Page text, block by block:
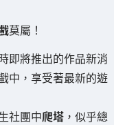
莫屬！
即將推出的作品新消
中，享受著最新的遊
社團中爬塔 ，似乎總